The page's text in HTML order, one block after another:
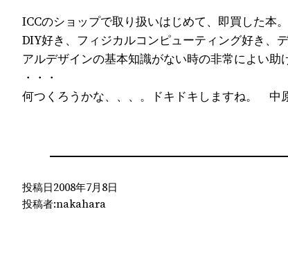
ICCのショップで取り扱いはじめて、即買した本。
DIY好き、フィジカルコンピューティング好き、
アルデザインの基本知識がない時の非常によい助
・・・
何つくろうかな、、、。ドキドキしますね。 中
投稿日2008年7月8日
投稿者:nakahara